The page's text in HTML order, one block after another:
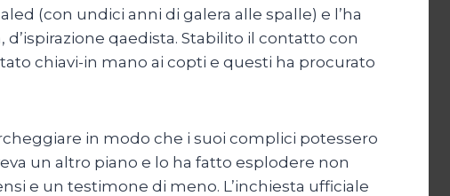
(con undici anni di galera alle spalle) e l’ha
qaedista. Stabilito il contatto con
chiavi-in mano ai copti e questi ha procurato
in modo che i suoi complici potessero
un altro piano e lo ha fatto esplodere non
e un testimone di meno. L’inchiesta ufficiale